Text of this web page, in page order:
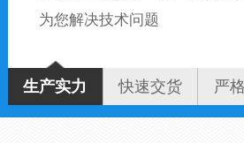
为您解决技术问题
生产实力 快速交货 严